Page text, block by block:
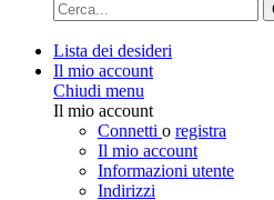
Lista dei desideri
Il mio account
Chiudi menu
Il mio account
Connetti o registra
Il mio account
Informazioni utente
Indirizzi